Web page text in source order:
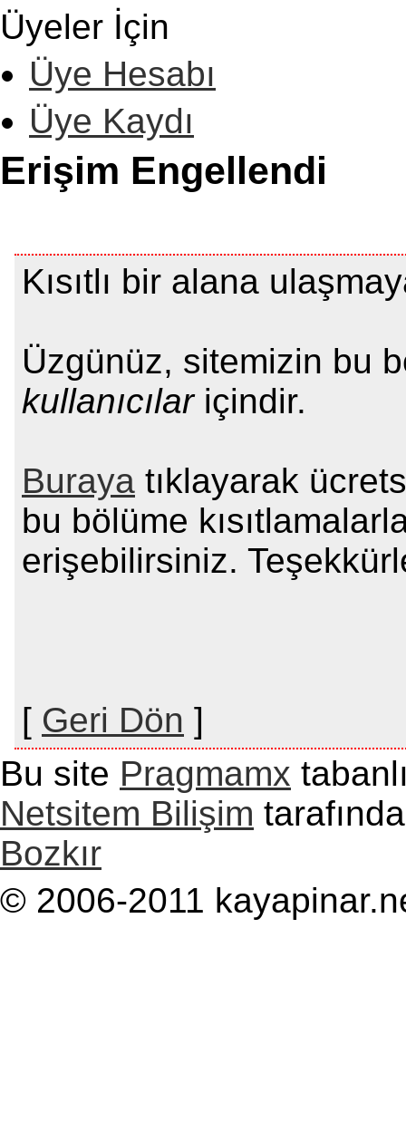
Üyeler İçin
Üye Hesabı
Üye Kaydı
Erişim Engellendi
Kısıtlı bir alana
Üzgünüz, sitemizin bu
kullanıcılariçindir.
Buraya tıklayarak
bu bölüme
erişebilirsiniz.
[ Geri Dön ]
Bu site Pragmamx
Netsitem Bilişim
Bozkır
© 2006-2011